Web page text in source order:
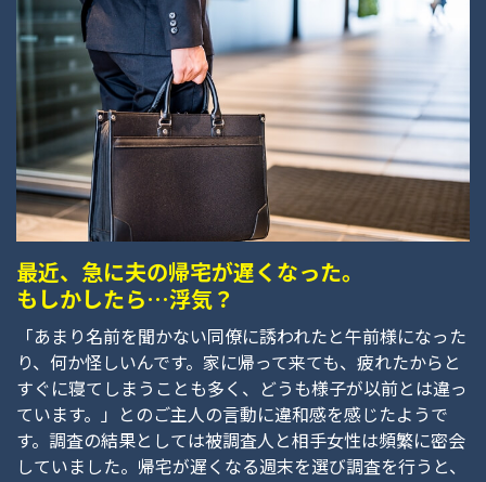
最近、急に夫の帰宅が遅くなった。
もしかしたら…浮気？
「あまり名前を聞かない同僚に誘われたと午前様になった
り、何か怪しいんです。家に帰って来ても、疲れたからと
すぐに寝てしまうことも多く、どうも様子が以前とは違っ
ています。」とのご主人の言動に違和感を感じたようで
す。調査の結果としては被調査人と相手女性は頻繁に密会
していました。帰宅が遅くなる週末を選び調査を行うと、